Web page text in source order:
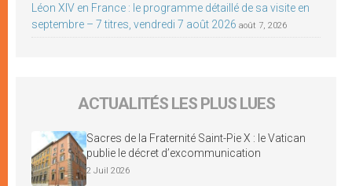
Léon XIV en France : le programme détaillé de sa visite en
septembre – 7 titres, vendredi 7 août 2026 août 7, 2026
ACTUALITÉS LES PLUS LUES
Sacres de la Fraternité Saint-Pie X : le Vatican
publie le décret d’excommunication
2 Juil 2026